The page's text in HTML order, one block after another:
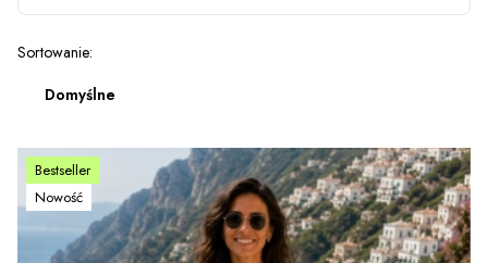
Lista produktów
Sortowanie:
Domyślne
Bestseller
Nowość